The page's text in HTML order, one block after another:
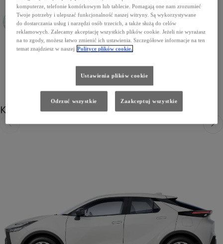
089 Platinum White Pearl
209 Eclipse Black1L0 Shimmering Silver
785 Dark Teal 3U5 Imperial Red1M2 Storm Grey8N8 Dark Blue
Koła
Poprzedni
komputerze, telefonie komórkowym lub tablecie. Pomagają one nam zrozumieć
Twoje potrzeby i ulepszać funkcjonalność naszej witryny. Są wykorzystywane
do dostarczania usług i narzędzi osób trzecich, a także służą do celów
reklamowych. Zalecamy akceptację wszystkich plików cookie. Jeżeli nie wyrażasz
na to zgody, możesz łatwo zmienić ich ustawienia. Szczegółowe informacje na ten
temat znajdziesz w naszej Polityce plików cookie.
Ustawienia plików cookie
Odrzuć wszystkie Zaakceptuj wszystkie